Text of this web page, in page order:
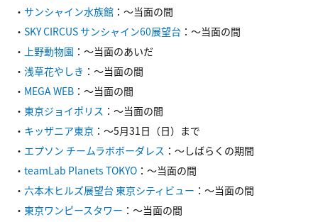
・ サンシャイン水族館 ：～当面の間
・ SKY CIRCUS サンシャイン60展望台 ：～当面の間
・ 上野動物園 ：～当面のあいだ
・ 浅草花やしき ：～当面の間
・ MEGA WEB ：～当面の間
・ 東京ジョイポリス ：～当面の間
・ キッザニア東京 ：～5月31日（日）まで
・ エプソン チームラボボーダレス ：～しばらくの期間
・ teamLab Planets TOKYO ：～当面の間
・ 六本木ヒルズ展望台 東京シティビュー ：～当面の間
・ 東京ワンピースタワー ：～当面の間